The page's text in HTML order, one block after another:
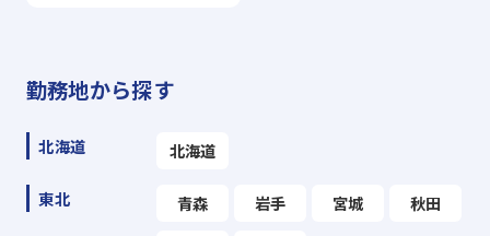
勤務地から探す
北海道 北海道
東北 青森 岩手 宮城 秋田